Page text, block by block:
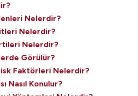
Nelerdir?
Nelerdir?
Nelerdir?
Görülür?
Faktörleri Nelerdir?
Nasıl Konulur?